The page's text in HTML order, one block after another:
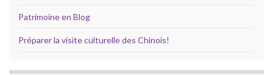
Patrimoine en Blog
Préparer la visite culturelle des Chinois!